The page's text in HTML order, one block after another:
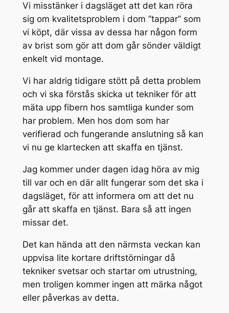
Vi misstänker i dagsläget att det kan röra
sig om kvalitetsproblem i dom ”tappar” som
vi köpt, där vissa av dessa har någon form
av brist som gör att dom går sönder väldigt
enkelt vid montage.
Vi har aldrig tidigare stött på detta problem
och vi ska förstås skicka ut tekniker för att
mäta upp fibern hos samtliga kunder som
har problem. Men hos dom som har
verifierad och fungerande anslutning så kan
vi nu ge klartecken att skaffa en tjänst.
Jag kommer under dagen idag höra av mig
till var och en där allt fungerar som det ska i
dagsläget, för att informera om att det nu
går att skaffa en tjänst. Bara så att ingen
missar det.
Det kan hända att den närmsta veckan kan
uppvisa lite kortare driftstörningar då
tekniker svetsar och startar om utrustning,
men troligen kommer ingen att märka något
eller påverkas av detta.